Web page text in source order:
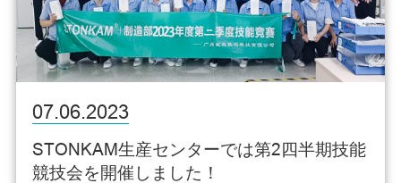
07.06.2023
STONKAM生産センターでは第2四半期技能
競技会を開催しました！